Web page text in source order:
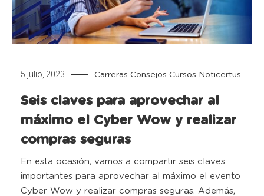
5 julio, 2023 Carreras Consejos Cursos Noticertus
Seis claves para aprovechar al
máximo el Cyber Wow y realizar
compras seguras
En esta ocasión, vamos a compartir seis claves
importantes para aprovechar al máximo el evento
Cyber Wow y realizar compras seguras. Además,